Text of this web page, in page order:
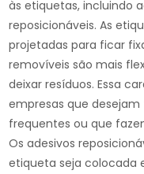
às etiquetas, incluindo
reposicionáveis. As
projetadas para ficar
removíveis são mais
deixar resíduos. Essa
empresas que
frequentes ou que
Os adesivos
etiqueta seja colocada